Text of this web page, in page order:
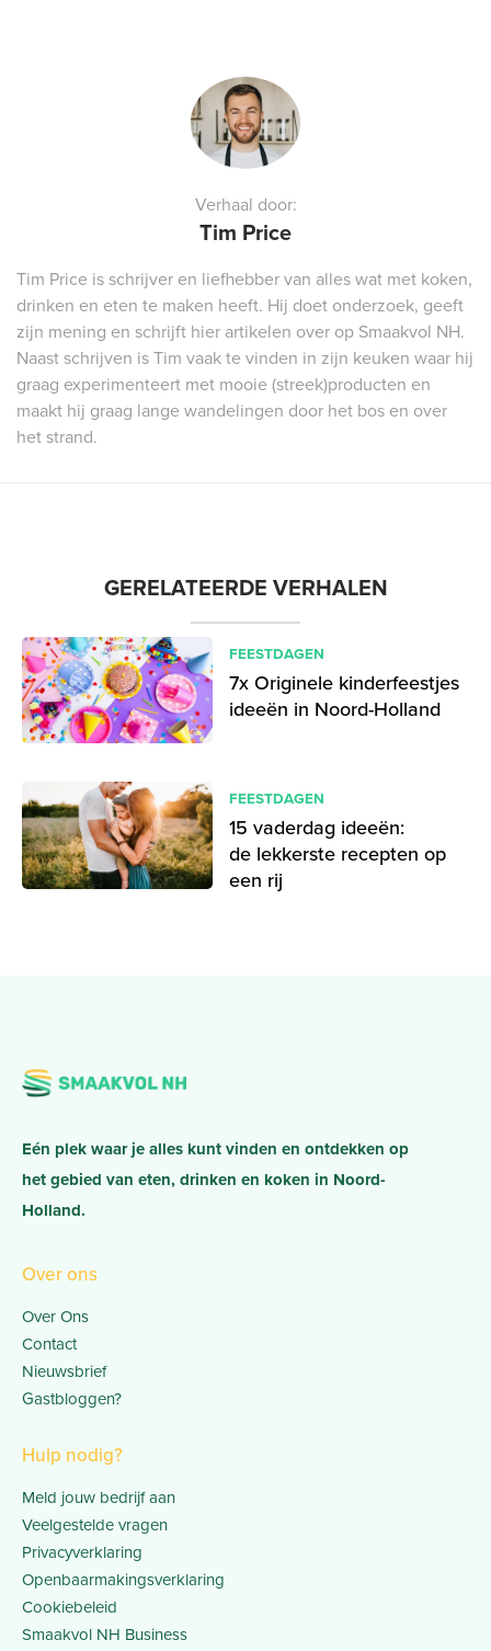
Verhaal door:
Tim Price
Tim Price is schrijver en liefhebber van alles wat met koken,
drinken en eten te maken heeft. Hij doet onderzoek, geeft
zijn mening en schrijft hier artikelen over op Smaakvol NH.
Naast schrijven is Tim vaak te vinden in zijn keuken waar hij
graag experimenteert met mooie (streek)producten en
maakt hij graag lange wandelingen door het bos en over
het strand.
GERELATEERDE VERHALEN
FEESTDAGEN
7x Originele kinderfeestjes
ideeën in Noord-Holland
FEESTDAGEN
15 vaderdag ideeën:
de lekkerste recepten op
een rij
Eén plek waar je alles kunt vinden en ontdekken op
het gebied van eten, drinken en koken in Noord-
Holland.
Over ons
Over Ons
Contact
Nieuwsbrief
Gastbloggen?
Hulp nodig?
Meld jouw bedrijf aan
Veelgestelde vragen
Privacyverklaring
Openbaarmakingsverklaring
Cookiebeleid
Smaakvol NH Business